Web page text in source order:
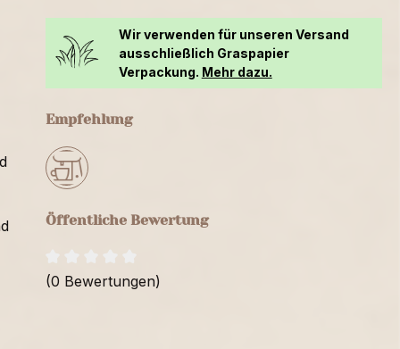
Wir verwenden für unseren Versand
ausschließlich Graspapier
Verpackung. Mehr dazu.
Empfehlung
Öffentliche Bewertung
(0 Bewertungen)